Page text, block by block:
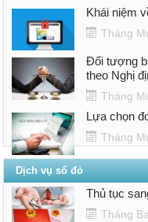
Khái niệm
Tháng
Đối tượng
theo Nghị
Tháng
Lựa chọn
Tháng
Dịch vụ sổ đỏ
Thủ tục
Tháng